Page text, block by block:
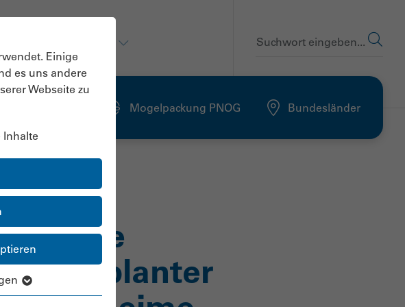
Einige
es uns andere
Webseite zu
Inhalte
Suchwort eingeben...
Mogelpackung PNOG Bundesländer
für die
Geplanter